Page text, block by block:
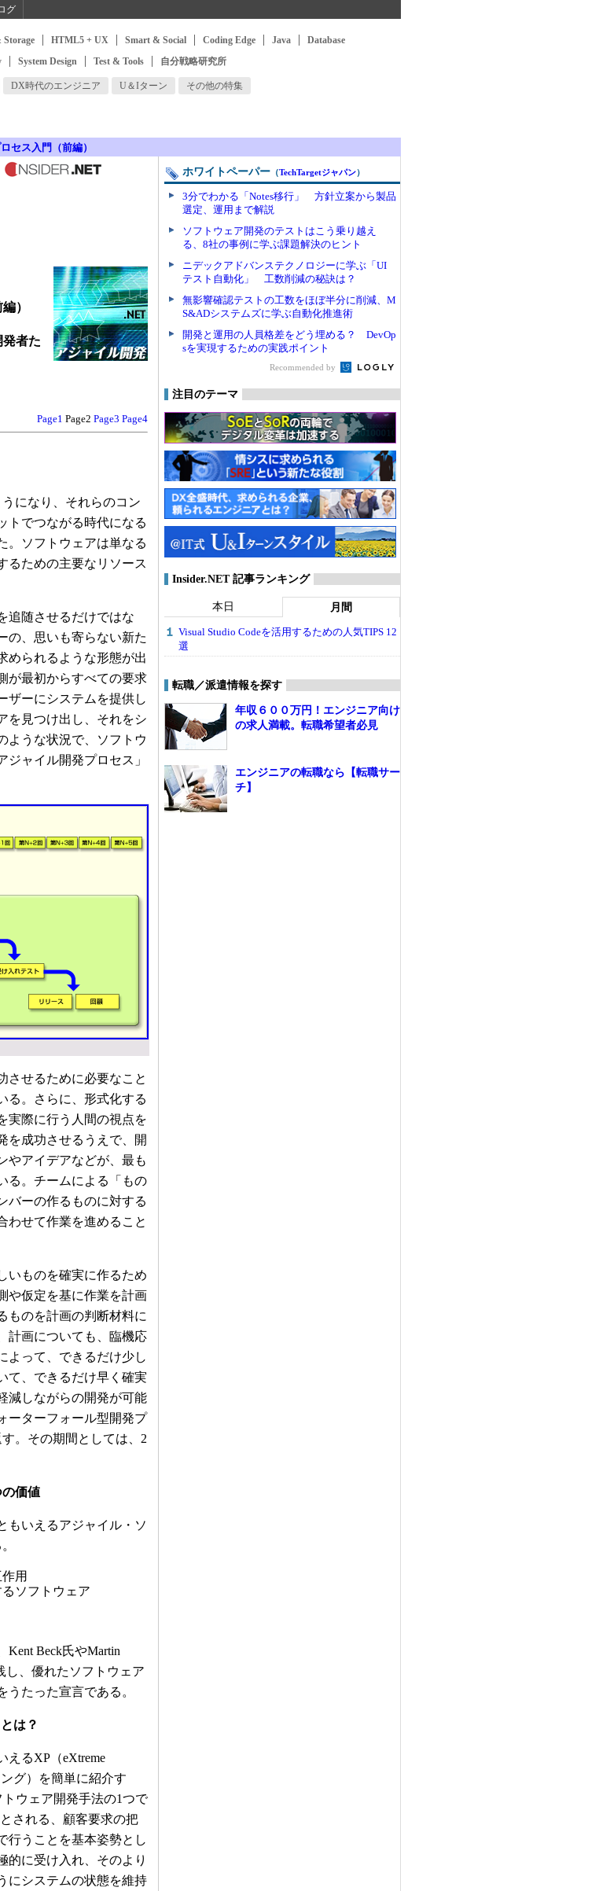
グ
Storage HTML5 + UX Smart & Social Coding Edge Java
Database
System Design Test & Tools 自分戦略研究所
DX時代のエンジニア U＆Iターン その他の特集
セス入門（前編）
）
者た
Page1 Page2 Page3 Page4
になり、それらのコン
トでつながる時代になる
。ソフトウェアは単なる
るための主要なリソース
追随させるだけではな
の、思いも寄らない新た
められるような形態が出
が最初からすべての要求
ザーにシステムを提供し
を見つけ出し、それをシ
ような状況で、ソフトウ
ャイル開発プロセス」
せるために必要なこと
る。さらに、形式化する
実際に行う人間の視点を
を成功させるうえで、開
やアイデアなどが、最も
る。チームによる「もの
バーの作るものに対する
わせて作業を進めること
いものを確実に作るため
や仮定を基に作業を計画
ものを計画の判断材料に
計画についても、臨機応
よって、できるだけ少し
て、できるだけ早く確実
減しながらの開発が可能
ーターフォール型開発プ
。その期間としては、2
価値
もいえるアジャイル・ソ
用
ソフトウェア
Kent Beck氏やMartin
し、優れたソフトウェア
たった宣言である。
は？
るXP（eXtreme
グ）を簡単に紹介す
ウェア開発手法の1つで
される、顧客要求の把
行うことを基本姿勢とし
的に受け入れ、そのより
にシステムの状態を維持
ホワイトペーパー （TechTargetジャパン）
3分でわかる「Notes移行」 方針立案から製品
選定、運用まで解説
ソフトウェア開発のテストはこう乗り越え
る、8社の事例に学ぶ課題解決のヒント
ニデックアドバンステクノロジーに学ぶ「UI
テスト自動化」 工数削減の秘訣は？
無影響確認テストの工数をほぼ半分に削減、M
S&ADシステムズに学ぶ自動化推進術
開発と運用の人員格差をどう埋める？ DevOp
sを実現するための実践ポイント
Recommended by
注目のテーマ
Insider.NET 記事ランキング
本日 月間
Visual Studio Codeを活用するための人気TIPS 12
選
転職／派遣情報を探す
年収６００万円！エンジニア向け
の求人満載。転職希望者必見
エンジニアの転職なら【転職サー
チ】